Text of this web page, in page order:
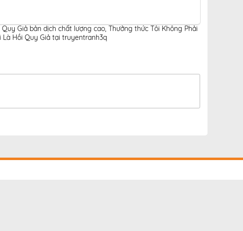
Giả bản dịch chất lượng cao, Thưởng thức Tôi Không Phải
Hồi Quy Giả tại truyentranh3q